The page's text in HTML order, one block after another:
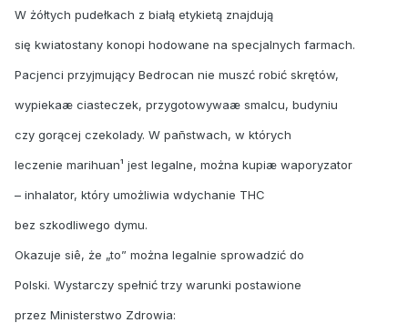
W żółtych pudełkach z białą etykietą znajdują
się kwiatostany konopi hodowane na specjalnych farmach.
Pacjenci przyjmujący Bedrocan nie muszć robić skrętów,
wypiekaæ ciasteczek, przygotowywaæ smalcu, budyniu
czy gorącej czekolady. W pañstwach, w których
leczenie marihuan¹ jest legalne, można kupiæ waporyzator
– inhalator, który umożliwia wdychanie THC
bez szkodliwego dymu.
Okazuje siê, że „to” można legalnie sprowadzić do
Polski. Wystarczy spełnić trzy warunki postawione
przez Ministerstwo Zdrowia: